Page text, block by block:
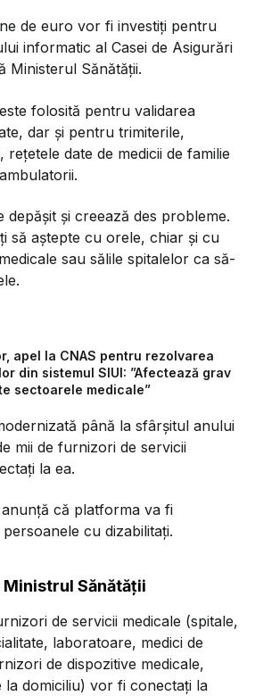
de euro vor fi investiți pentru
informatic al Casei de Asigurări
Ministerul Sănătății.
folosită pentru validarea
dar și pentru trimiterile,
rețetele date de medicii de familie
depășit și creează des probleme.
să aștepte cu orele, chiar și cu
sau sălile spitalelor ca să-
apel la CNAS pentru rezolvarea
din sistemul SIUI: ”Afectează grav
sectoarele medicale”
până la sfârșitul anului
mii de furnizori de servicii
la ea.
că platforma va fi
cu dizabilitați.
Sănătății
de servicii medicale (spitale,
laboratoare, medici de
de dispozitive medicale,
domiciliu) vor fi conectaţi la